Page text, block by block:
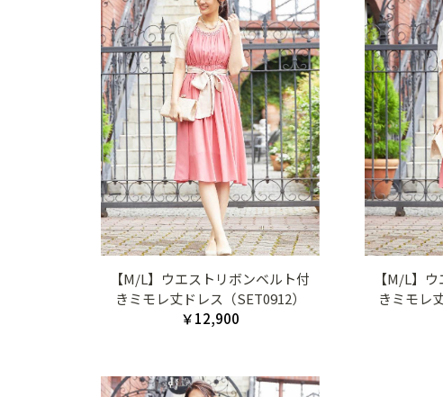
【M/L】ウエストリボンベルト付
きミモレ丈ドレス（SET0912）
￥12,900
【M/L】
きミモレ